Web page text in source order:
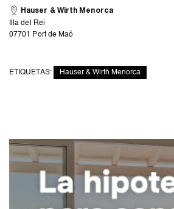
Hauser & Wirth Menorca
Illa del Rei
07701 Port de Maó
ETIQUETAS: Hauser & Wirth Menorca